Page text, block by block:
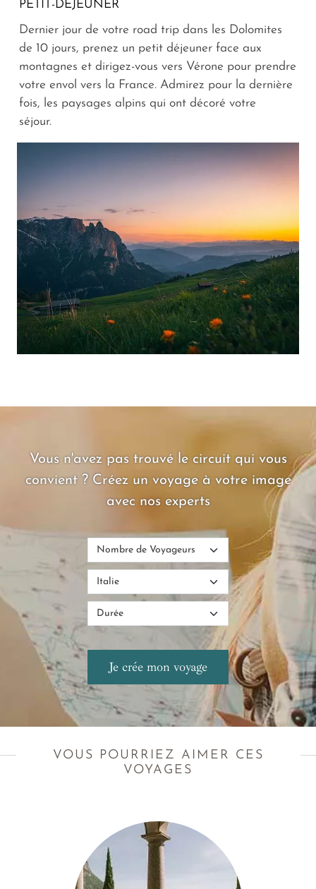
PETIT-DÉJEUNER
Dernier jour de votre road trip dans les Dolomites
de 10 jours, prenez un petit déjeuner face aux
montagnes et dirigez-vous vers Vérone pour prendre
votre envol vers la France. Admirez pour la dernière
fois, les paysages alpins qui ont décoré votre
séjour.
Vous n'avez pas trouvé le circuit qui vous
convient ? Créez un voyage à votre image
avec nos experts
VOUS POURRIEZ AIMER CES
VOYAGES